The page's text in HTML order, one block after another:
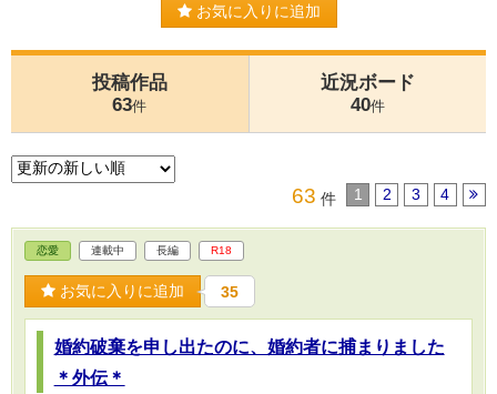
お気に入りに追加
投稿作品
63件
近況ボード
40件
63 件 1 2 3 4
恋愛 連載中 長編 R18
お気に入りに追加 35
婚約破棄を申し出たのに、婚約者に捕まりました
＊外伝＊